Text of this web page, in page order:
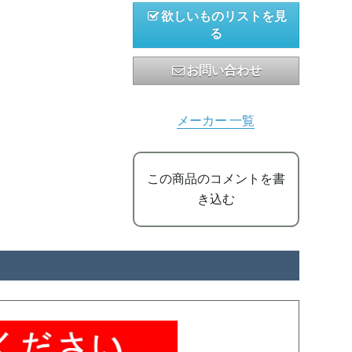
欲しいものリストを見
る
お問い合わせ
メーカー 一覧
この商品のコメントを書
き込む